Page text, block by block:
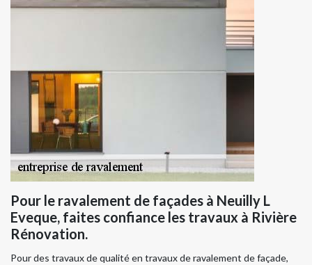
Pour le ravalement de façades à Neuilly L
Eveque, faites confiance les travaux à Rivière
Rénovation.
Pour des travaux de qualité en travaux de ravalement de façade,